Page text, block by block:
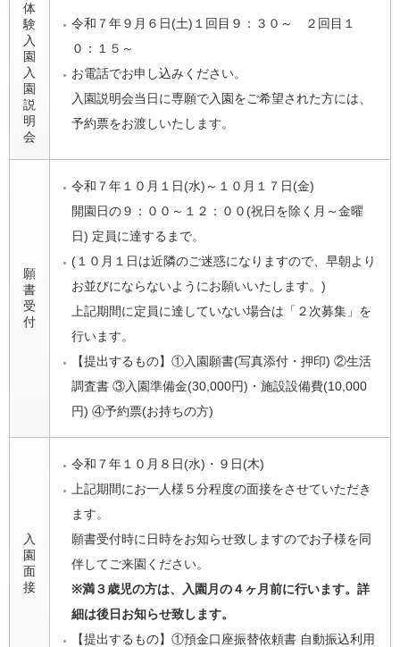
体
験
入
園
入
園
説
明
会
令和７年９月６日(土)１回目９：３０～ ２回目１
０：１５～
お電話でお申し込みください。
入園説明会当日に専願で入園をご希望された方には、
予約票をお渡しいたします。
願
書
受
付
令和７年１０月１日(水)～１０月１７日(金)
開園日の９：００～１２：００(祝日を除く月～金曜
日) 定員に達するまで。
(１０月１日は近隣のご迷惑になりますので、早朝より
お並びにならないようにお願いいたします。)
上記期間に定員に達していない場合は「２次募集」を
行います。
【提出するもの】①入園願書(写真添付・押印) ②生活
調査書 ③入園準備金(30,000円)・施設設備費(10,000
円) ④予約票(お持ちの方)
入
園
面
接
令和７年１０月８日(水)・９日(木)
上記期間にお一人様５分程度の面接をさせていただき
ます。
願書受付時に日時をお知らせ致しますのでお子様を同
伴してご来園ください。
※満３歳児の方は、入園月の４ヶ月前に行います。詳
細は後日お知らせ致します。
【提出するもの】①預金口座振替依頼書 自動振込利用